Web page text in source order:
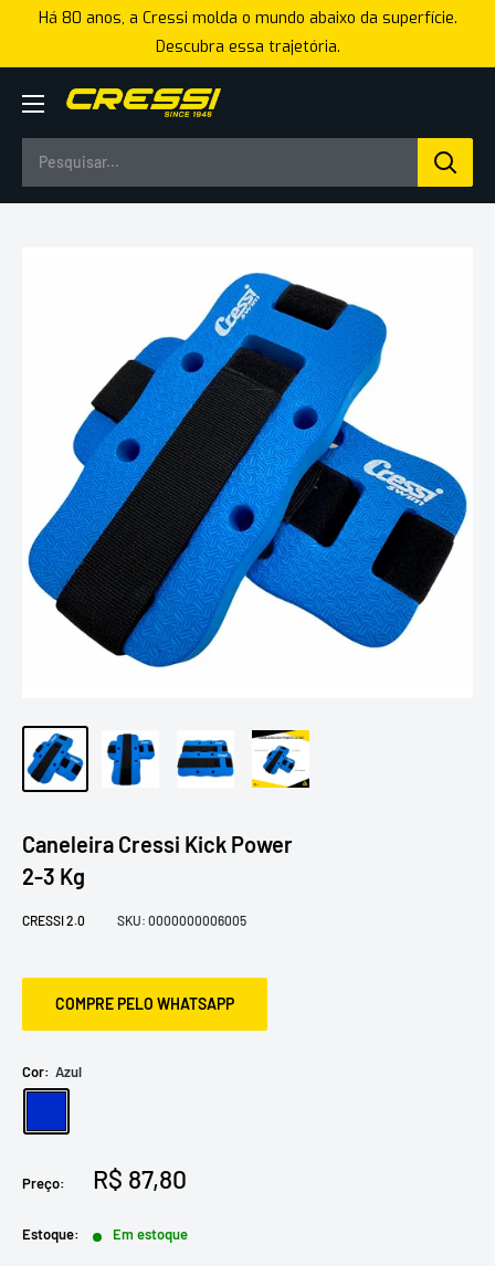
o
conteúdo
Há 80 anos, a Cressi molda o mundo abaixo da superfície.
Descubra essa trajetória.
Cressi
Caneleira Cressi Kick Power
2-3 Kg
CRESSI 2.0 SKU: 0000000006005
COMPRE PELO WHATSAPP
Cor: Azul
Preço:
Preço
R$ 87,80
Estoque: Em estoque